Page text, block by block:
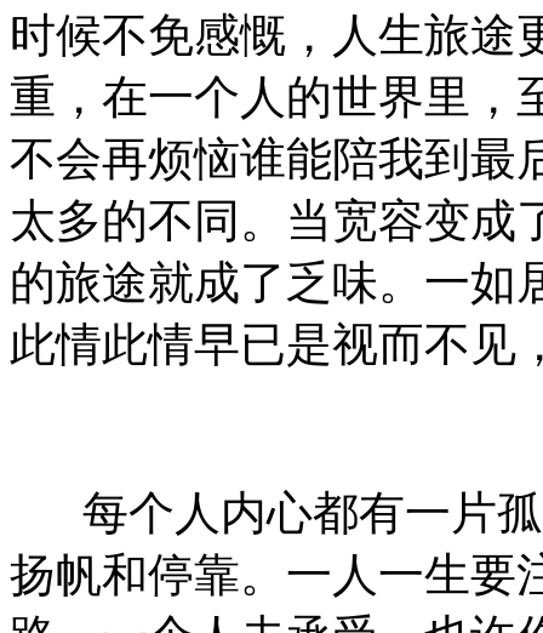
时候不免感慨，人生旅途
重，在一个人的世界里，
不会再烦恼谁能陪我到最
太多的不同。当宽容变成
的旅途就成了乏味。一如
此情此情早已是视而不见
每个人内心都有一片孤
扬帆和停靠。一人一生要